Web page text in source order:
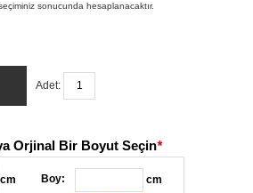
sonucunda hesaplanacaktır.
Adet:
Orjinal Bir Boyut Seçin*
cm
Boy:
cm